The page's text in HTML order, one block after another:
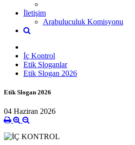
İletişim
Arabuluculuk Komisyonu
İç Kontrol
Etik Sloganlar
Etik Slogan 2026
Etik Slogan 2026
04 Haziran 2026